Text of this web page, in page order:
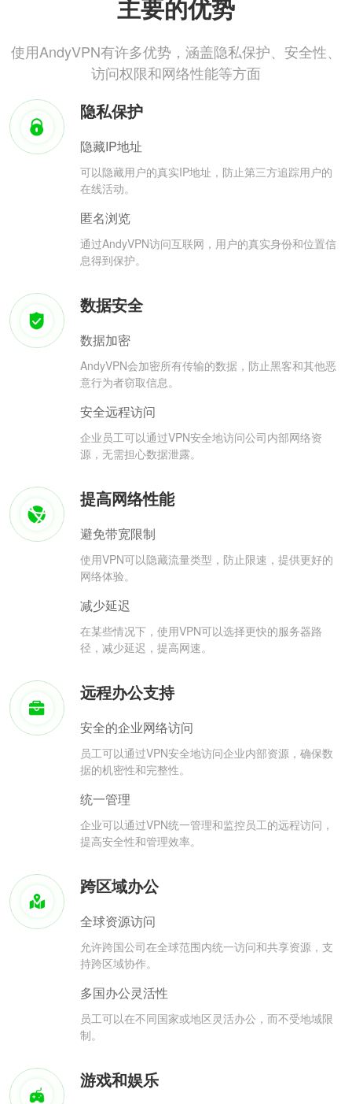
主要的优势
使用AndyVPN有许多优势，涵盖隐私保护、安全性、
访问权限和网络性能等方面
隐私保护
隐藏IP地址
可以隐藏用户的真实IP地址，防止第三方追踪用户的
在线活动。
匿名浏览
通过AndyVPN访问互联网，用户的真实身份和位置信
息得到保护。
数据安全
数据加密
AndyVPN会加密所有传输的数据，防止黑客和其他恶
意行为者窃取信息。
安全远程访问
企业员工可以通过VPN安全地访问公司内部网络资
源，无需担心数据泄露。
提高网络性能
避免带宽限制
使用VPN可以隐藏流量类型，防止限速，提供更好的
网络体验。
减少延迟
在某些情况下，使用VPN可以选择更快的服务器路
径，减少延迟，提高网速。
远程办公支持
安全的企业网络访问
员工可以通过VPN安全地访问企业内部资源，确保数
据的机密性和完整性。
统一管理
企业可以通过VPN统一管理和监控员工的远程访问，
提高安全性和管理效率。
跨区域办公
全球资源访问
允许跨国公司在全球范围内统一访问和共享资源，支
持跨区域协作。
多国办公灵活性
员工可以在不同国家或地区灵活办公，而不受地域限
制。
游戏和娱乐